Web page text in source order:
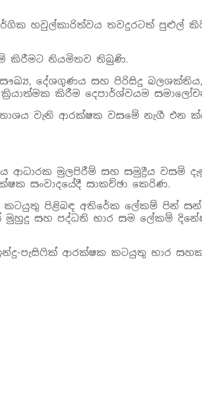
හවුල්කාරිත්වය තවදුරටත් පුළුල්
කිරීමට නියමිතව තිබුණි.
සෞඛ්‍ය, දේශගුණය සහ පිරිසිදු
කිරීම දෙපාර්ශ්වයම
වැනි ආරක්ෂක වසමේ නැගී එන
ආධාරක මුලපිරීම් සහ සමුද්‍රීය වසම්
සංවාදයේදී සාකච්ඡා කෙරිණ.
පිළිබඳ අතිරේක ලේකම් පින්
මුහුදු සහ පද්ධති භාර සම ලේකම්
පැසිෆික් ආරක්ෂක කටයුතු භාර